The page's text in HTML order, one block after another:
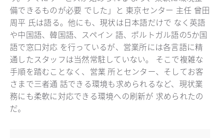
備できるものが必要 でした」と 東京センター 主任 曾田
周平 氏は語る。他にも、現状は日本語だけで なく英語
や中国語、韓国語、スペイン 語、ポルトガル語の5か国
語で窓口対応 を行っているが、営業所には各言語に精
通したスタッフは当然常駐していない。 そこで複雑な
手順を踏むことなく、営業 所とセンター、そしてお客
さまで三者通 話できる環境も求められるなど、現状業
務にも柔軟に対応できる環境への刷新が 求められたの
だ。